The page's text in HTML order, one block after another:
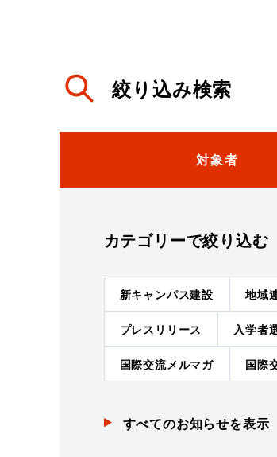
絞り込み検索
対象者
カテゴリーで絞り込む
新キャンパス建設 地域
プレスリリース 入学者
国際交流メルマガ 国際
すべてのお知らせを表示